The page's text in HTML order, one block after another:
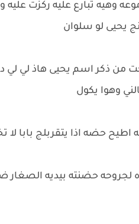
وهيه تبارع عليه ركزت عليه
يحيى لو سلوان
من ذكر اسم يحيى هاذ لي
وهوا يكول
اطيح حضه اذا يتقربلج بابا
لجروحه حضنته بيديه